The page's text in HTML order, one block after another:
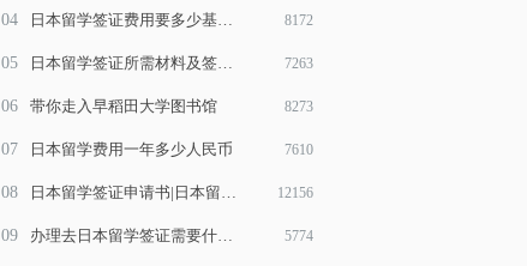
04 日本留学签证费用要多少基本介绍说明 8172
05 日本留学签证所需材料及签证材料审查重点 7263
06 带你走入早稻田大学图书馆 8273
07 日本留学费用一年多少人民币 7610
08 日本留学签证申请书|日本留学签证申请表具体项目该怎么填写 12156
09 办理去日本留学签证需要什么材料？ 5774